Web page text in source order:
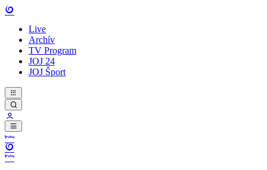
Live
Archív
TV Program
JOJ 24
JOJ Šport